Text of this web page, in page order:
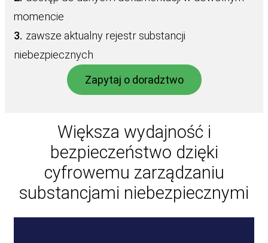
momencie
3. zawsze aktualny rejestr substancji
niebezpiecznych
Zapytaj o doradztwo
Większa wydajność i
bezpieczeństwo dzięki
cyfrowemu zarządzaniu
substancjami niebezpiecznymi